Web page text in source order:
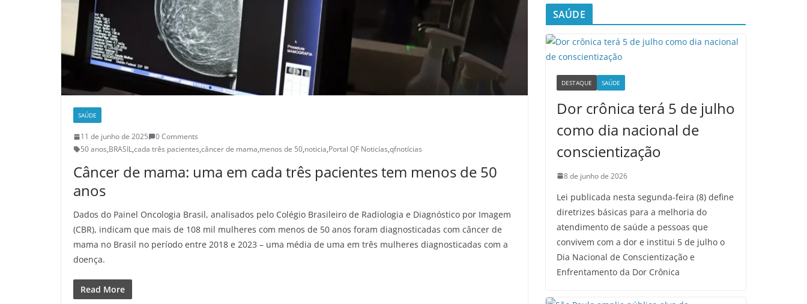
SAÚDE
11 de junho de 2025
0 Comments
50 anos,BRASIL,cada três pacientes,câncer de mama,menos de 50,noticia,Portal QF Noticías,qfnotícias
Câncer de mama: uma em cada três pacientes tem menos de 50
anos
Dados do Painel Oncologia Brasil, analisados pelo Colégio Brasileiro de Radiologia e Diagnóstico por Imagem
(CBR), indicam que mais de 108 mil mulheres com menos de 50 anos foram diagnosticadas com câncer de
mama no Brasil no período entre 2018 e 2023 – uma média de uma em três mulheres diagnosticadas com a
doença.
Read More
SAÚDE
DESTAQUE SAÚDE
Dor crônica terá 5 de julho
como dia nacional de
conscientização
8 de junho de 2026
Lei publicada nesta segunda-feira (8) define
diretrizes básicas para a melhoria do
atendimento de saúde a pessoas que
convivem com a dor e institui 5 de julho o
Dia Nacional de Conscientização e
Enfrentamento da Dor Crônica